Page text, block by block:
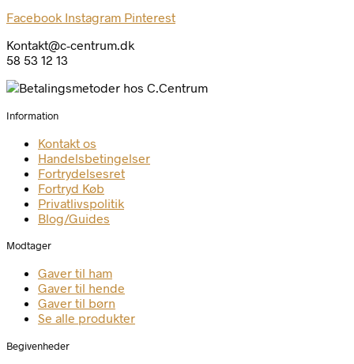
Facebook Instagram Pinterest
Kontakt@c-centrum.dk
58 53 12 13
Information
Kontakt os
Handelsbetingelser
Fortrydelsesret
Fortryd Køb
Privatlivspolitik
Blog/Guides
Modtager
Gaver til ham
Gaver til hende
Gaver til børn
Se alle produkter
Begivenheder